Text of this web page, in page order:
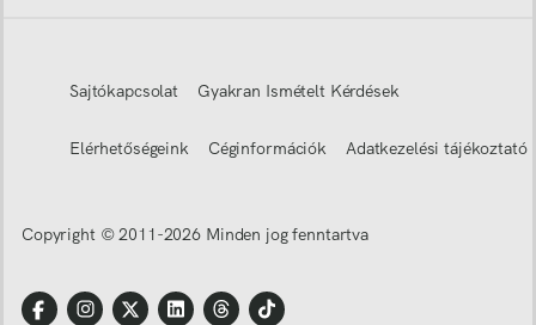
Sajtókapcsolat Gyakran Ismételt Kérdések
Elérhetőségeink Céginformációk Adatkezelési tájékoztató
Copyright © 2011-2026 Minden jog fenntartva